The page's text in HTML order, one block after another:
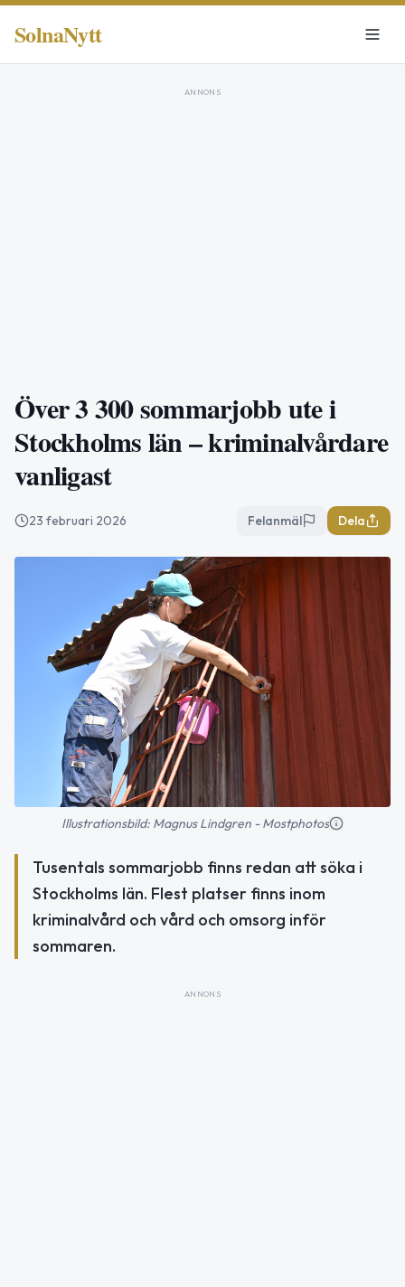
SolnaNytt
ANNONS
Över 3 300 sommarjobb ute i
Stockholms län – kriminalvårdare
vanligast
23 februari 2026 Felanmäl Dela
Illustrationsbild: Magnus Lindgren - Mostphotos
Tusentals sommarjobb finns redan att söka i
Stockholms län. Flest platser finns inom
kriminalvård och vård och omsorg inför
sommaren.
ANNONS